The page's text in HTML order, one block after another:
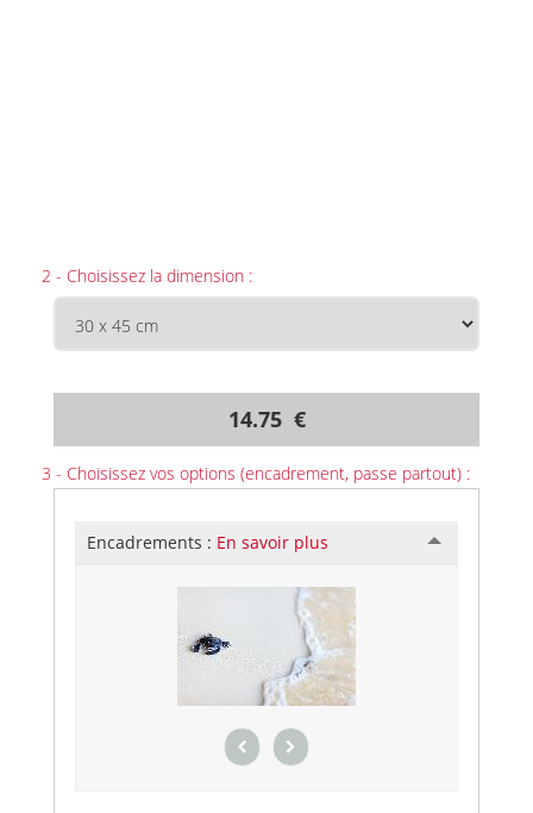
2 - Choisissez la dimension :
14.75 €
3 - Choisissez vos options (encadrement, passe partout) :
Encadrements : En savoir plus